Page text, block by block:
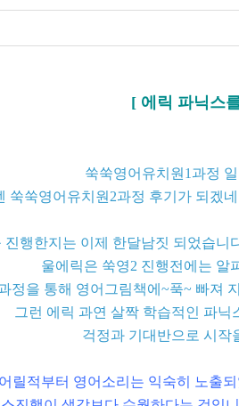
[ 에릭 파닉스
쑥쑥영어유치원1과정
쑥쑥영어유치원2과정 후기가 되겠
진행한지는 이제 한달남짓 되었습니
울에릭은 쑥영2 진행전에는 알
정을 통해 영어그림책에~푹~ 빠져
그런 에릭 과연 살짝 학습적인 파닉
걱정과 기대반으로 시작
릴적부터 영어소리는 익숙히 노출